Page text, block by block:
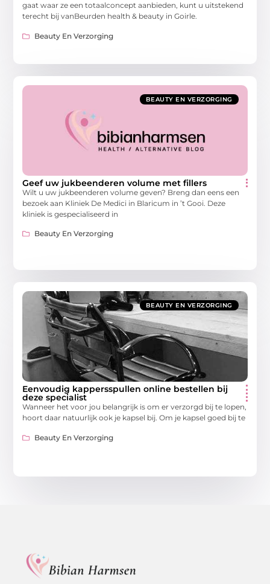
gaat waar ze een totaalconcept aanbieden, kunt u uitstekend
terecht bij vanBeurden health & beauty in Goirle.
Beauty En Verzorging
BEAUTY EN VERZORGING
Geef uw jukbeenderen volume met fillers
Wilt u uw jukbeenderen volume geven? Breng dan eens een
bezoek aan Kliniek De Medici in Blaricum in ’t Gooi. Deze
kliniek is gespecialiseerd in
Beauty En Verzorging
BEAUTY EN VERZORGING
Eenvoudig kappersspullen online bestellen bij
deze specialist
Wanneer het voor jou belangrijk is om er verzorgd bij te lopen,
hoort daar natuurlijk ook je kapsel bij. Om je kapsel goed bij te
Beauty En Verzorging